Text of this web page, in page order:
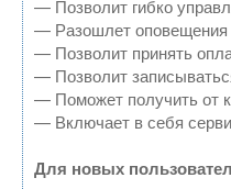
— Позволит гибко
— Разошлет оповещения
— Позволит принять
— Позволит
— Поможет получить от
— Включает в себя
Для новых